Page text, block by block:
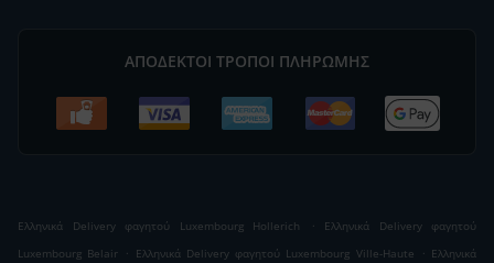
ΑΠΟΔΕΚΤΟΊ ΤΡΌΠΟΙ ΠΛΗΡΩΜΉΣ
Ελληνικά Delivery φαγητού Luxembourg Hollerich .
Ελληνικά Delivery φαγητού
Luxembourg Belair . Ελληνικά Delivery φαγητού Luxembourg Ville-Haute . Ελληνικά